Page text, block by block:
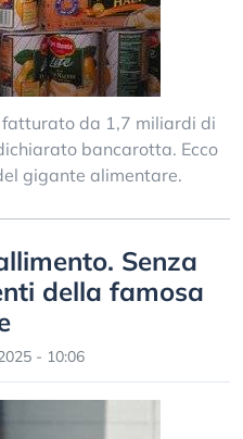
da 1,7 miliardi di
bancarotta. Ecco
gigante alimentare.
Senza
della famosa
- 10:06